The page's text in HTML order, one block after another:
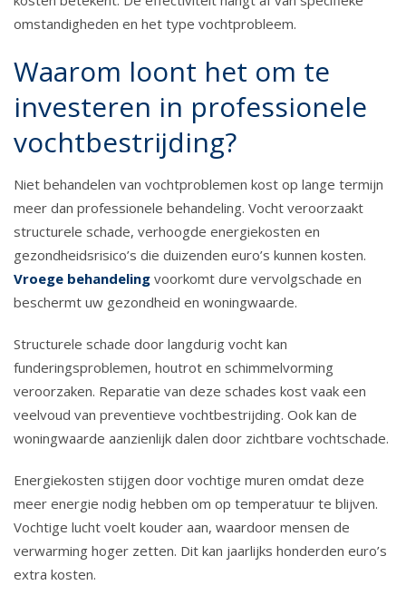
omstandigheden en het type vochtprobleem.
Waarom loont het om te
investeren in professionele
vochtbestrijding?
Niet behandelen van vochtproblemen kost op lange termijn
meer dan professionele behandeling. Vocht veroorzaakt
structurele schade, verhoogde energiekosten en
gezondheidsrisico’s die duizenden euro’s kunnen kosten.
Vroege behandeling voorkomt dure vervolgschade en
beschermt uw gezondheid en woningwaarde.
Structurele schade door langdurig vocht kan
funderingsproblemen, houtrot en schimmelvorming
veroorzaken. Reparatie van deze schades kost vaak een
veelvoud van preventieve vochtbestrijding. Ook kan de
woningwaarde aanzienlijk dalen door zichtbare vochtschade.
Energiekosten stijgen door vochtige muren omdat deze
meer energie nodig hebben om op temperatuur te blijven.
Vochtige lucht voelt kouder aan, waardoor mensen de
verwarming hoger zetten. Dit kan jaarlijks honderden euro’s
extra kosten.